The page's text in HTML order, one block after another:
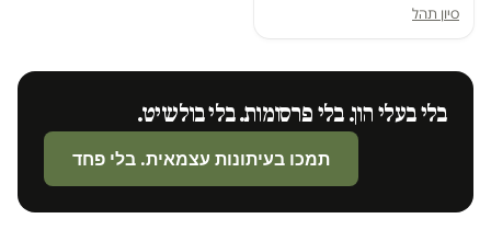
סיון תהל
בלי בעלי הון. בלי פרסומות. בלי בולשיט.
תמכו בעיתונות עצמאית. בלי פחד